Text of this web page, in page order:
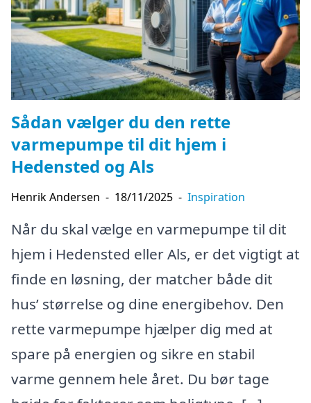
Sådan vælger du den rette
varmepumpe til dit hjem i
Hedensted og Als
Henrik Andersen - 18/11/2025 - Inspiration
Når du skal vælge en varmepumpe til dit
hjem i Hedensted eller Als, er det vigtigt at
finde en løsning, der matcher både dit
hus’ størrelse og dine energibehov. Den
rette varmepumpe hjælper dig med at
spare på energien og sikre en stabil
varme gennem hele året. Du bør tage